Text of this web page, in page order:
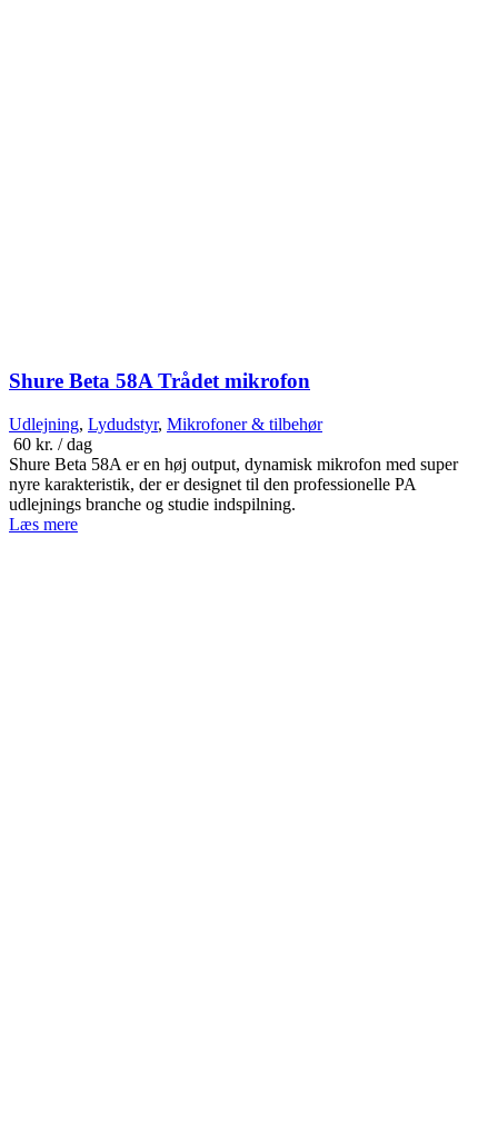
Shure Beta 58A Trådet mikrofon
Udlejning, Lydudstyr, Mikrofoner & tilbehør
60 kr. / dag
Shure Beta 58A er en høj output, dynamisk mikrofon med super
nyre karakteristik, der er designet til den professionelle PA
udlejnings branche og studie indspilning.
Læs mere